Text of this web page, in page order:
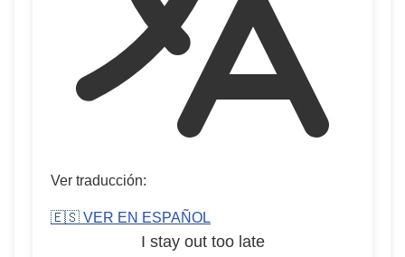
Ver traducción:
🇪🇸 VER EN ESPAÑOL
I stay out too late